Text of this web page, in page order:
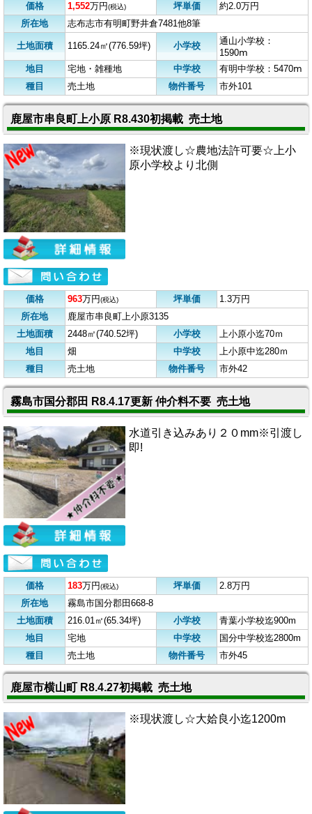
価格 1,552万円(税込) 坪単価
約2.0万円
所在地
志布志市有明町野井倉7481他8筆
土地面積 1165.24㎡(776.59坪) 小学校
通山小学校：
1590ⅿ
地目
宅地・雑種地 中学校
有明中学校：5470ⅿ
種目
売土地 物件番号 市外101
鹿屋市串良町上小原 R8.430初掲載 売土地
※現状渡し☆農地法許可要☆上小
原小学校より北側
価格 963万円(税込) 坪単価
1.3万円
所在地
鹿屋市串良町上小原3135
土地面積
2448㎡(740.52坪) 小学校
上小原小迄70ｍ
地目
畑 中学校
上小原中迄280ｍ
種目
売土地 物件番号 市外42
霧島市国分郡田 R8.4.17更新 仲介料不要 売土地
水道引き込みあり２０mm※引渡し
即!
価格 183万円(税込) 坪単価
2.8万円
所在地
霧島市国分郡田668-8
土地面積
216.01㎡(65.34坪) 小学校
青葉小学校迄900m
地目
宅地 中学校
国分中学校迄2800m
種目
売土地 物件番号 市外45
鹿屋市横山町 R8.4.27初掲載 売土地
※現状渡し☆大姶良小迄1200m